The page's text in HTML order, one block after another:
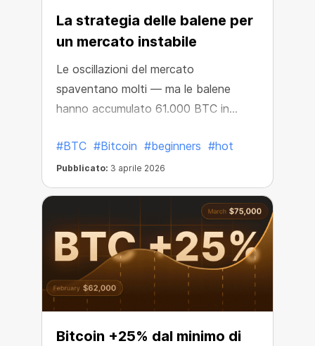
La strategia delle balene per
un mercato instabile
Le oscillazioni del mercato
spaventano molti — ma le balene
hanno accumulato 61.000 BTC in
#BTC #Bitcoin #beginners #hot
Pubblicato: 3 aprile 2026
Bitcoin +25% dal minimo di